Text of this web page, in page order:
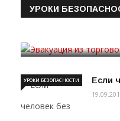
УРОКИ
Если
УРОКИ БЕЗОПАСНОСТИ